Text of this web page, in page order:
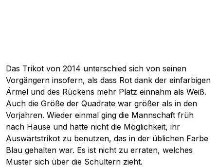
Das Trikot von 2014 unterschied sich von seinen
Vorgängern insofern, als dass Rot dank der einfarbigen
Ärmel und des Rückens mehr Platz einnahm als Weiß.
Auch die Größe der Quadrate war größer als in den
Vorjahren. Wieder einmal ging die Mannschaft früh
nach Hause und hatte nicht die Möglichkeit, ihr
Auswärtstrikot zu benutzen, das in der üblichen Farbe
Blau gehalten war. Es ist nicht zu erraten, welches
Muster sich über die Schultern zieht.